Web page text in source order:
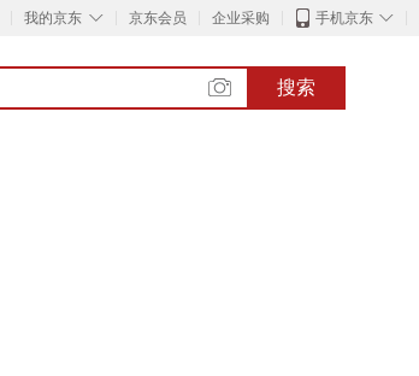
◇
我的京东 京东会员 企业采购 ◇
手机京东
搜索